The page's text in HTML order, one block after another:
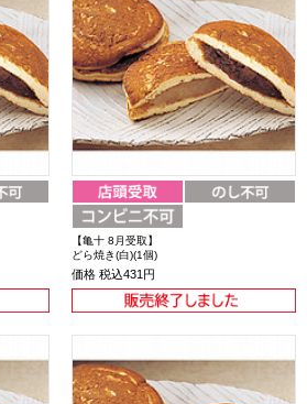
【亀十 8月受取】
どら焼き(白)(1個)
価格 税込431円